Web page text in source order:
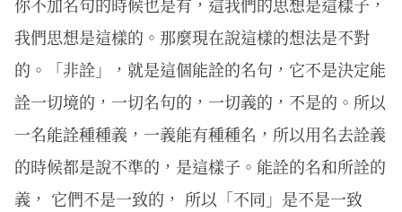
你不加名句的時候也是有，這我們的思想是這樣子，
我們思想是這樣的。那麼現在說這樣的想法是不對
的。「非詮」，就是這個能詮的名句，它不是決定能
詮一切境的，一切名句的，一切義的，不是的。所以
一名能詮種種義，一義能有種種名，所以用名去詮義
的時候都是說不準的，是這樣子。能詮的名和所詮的
義， 它們不是一致的， 所以「不同」是不是一致